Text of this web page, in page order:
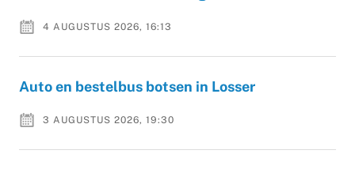
4 AUGUSTUS 2026, 16:13
Auto en bestelbus botsen in Losser
3 AUGUSTUS 2026, 19:30